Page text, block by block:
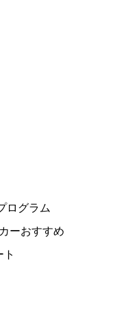
ログラム
ーおすすめ